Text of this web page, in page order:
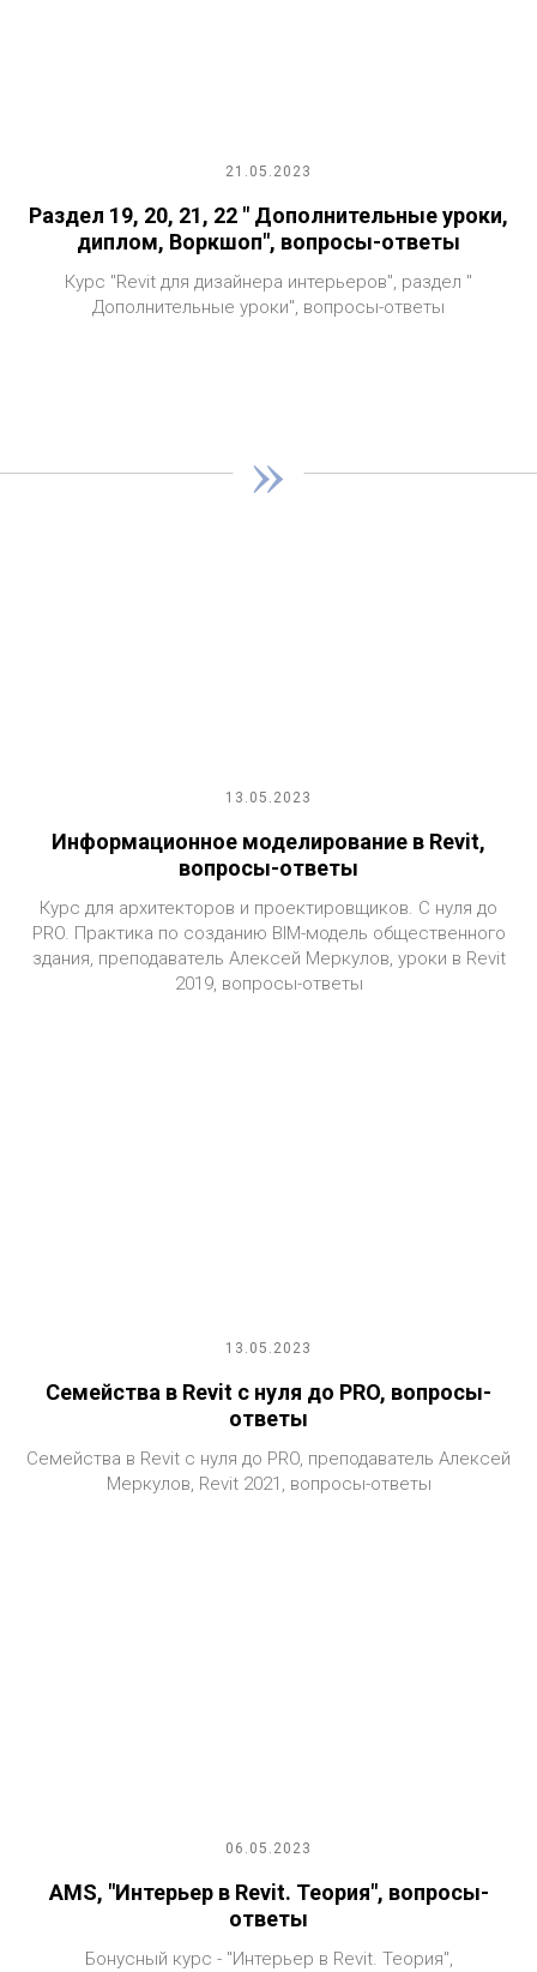
21.05.2023
Раздел 19, 20, 21, 22 " Дополнительные уроки,
диплом, Воркшоп", вопросы-ответы
Курс "Revit для дизайнера интерьеров", раздел "
Дополнительные уроки", вопросы-ответы
»
13.05.2023
Информационное моделирование в Revit,
вопросы-ответы
Курс для архитекторов и проектировщиков. С нуля до
PRO. Практика по созданию BIM-модель общественного
здания, преподаватель Алексей Меркулов, уроки в Revit
2019, вопросы-ответы
13.05.2023
Семейства в Revit с нуля до PRO, вопросы-
ответы
Семейства в Revit с нуля до PRO, преподаватель Алексей
Меркулов, Revit 2021, вопросы-ответы
06.05.2023
AMS, "Интерьер в Revit. Теория", вопросы-
ответы
Бонусный курс - "Интерьер в Revit. Теория",